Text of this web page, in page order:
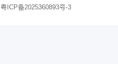
粤ICP备2025360893号-3